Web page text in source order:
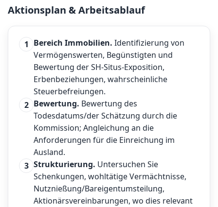
Aktionsplan & Arbeitsablauf
1 Bereich Immobilien. Identifizierung von
Vermögenswerten, Begünstigten und
Bewertung der SH-Situs-Exposition,
Erbenbeziehungen, wahrscheinliche
Steuerbefreiungen.
2 Bewertung. Bewertung des
Todesdatums/der Schätzung durch die
Kommission; Angleichung an die
Anforderungen für die Einreichung im
Ausland.
3 Strukturierung. Untersuchen Sie
Schenkungen, wohltätige Vermächtnisse,
Nutznießung/Bareigentumsteilung,
Aktionärsvereinbarungen, wo dies relevant